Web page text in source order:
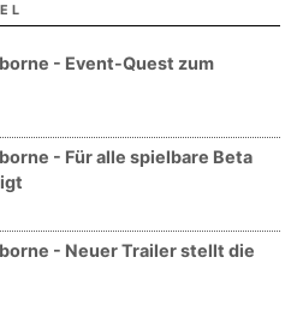
- Event-Quest zum
- Für alle spielbare Beta
- Neuer Trailer stellt die